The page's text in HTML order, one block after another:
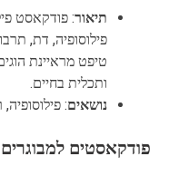
תיאור: פודקאסט
פילוסופיה, דת,
טיפט מראיינת
ותכלית בחיים.
נושאים:
פודקאסטים למבוגרים